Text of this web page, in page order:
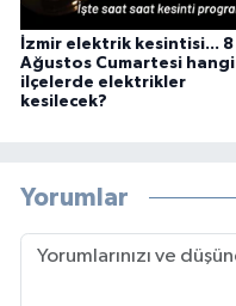
İzmir elektrik kesintisi... 8
Ağustos Cumartesi hangi
ilçelerde elektrikler
kesilecek?
Yorumlar